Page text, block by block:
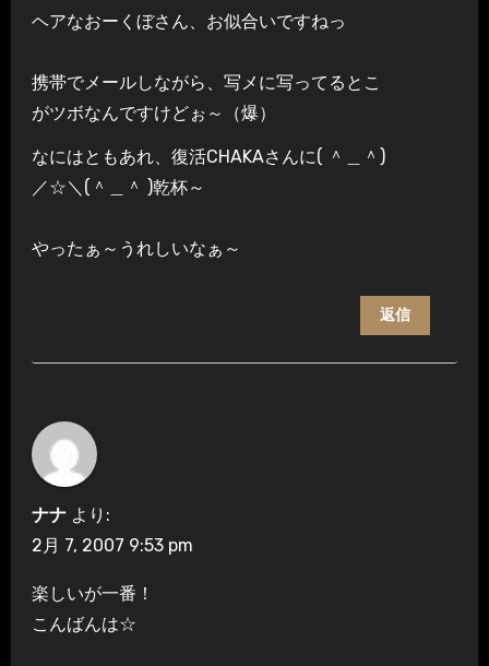
ヘアなおーくぼさん、お似合いですねっ
携帯でメールしながら、写メに写ってるとこ
がツボなんですけどぉ～（爆）
なにはともあれ、復活CHAKAさんに( ＾＿＾)
／☆＼(＾＿＾ )乾杯～
やったぁ～うれしいなぁ～
返信
ナナ より:
2月 7, 2007 9:53 pm
楽しいが一番！
こんばんは☆